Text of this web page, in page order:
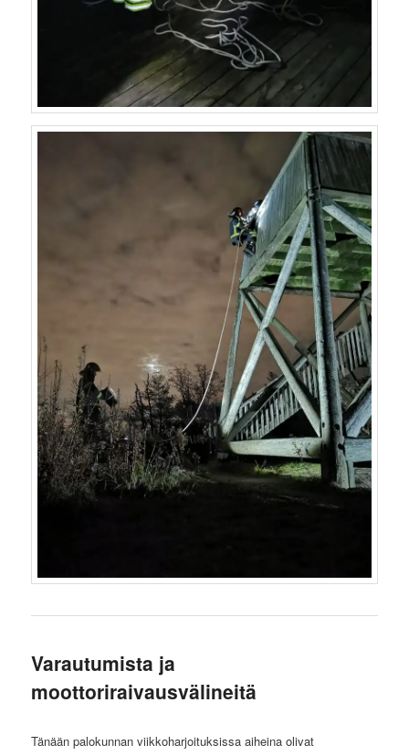
Varautumista ja
moottoriraivausvälineitä
Tänään palokunnan viikkoharjoituksissa aiheina olivat